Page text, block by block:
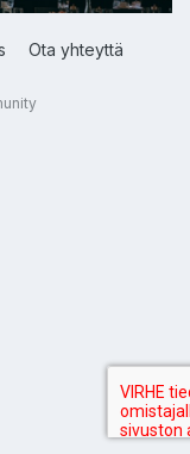
Ota yhteyttä